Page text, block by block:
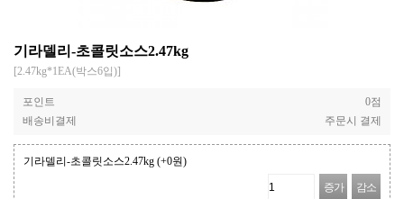
기라델리-초콜릿소스2.47kg
[2.47kg*1EA(박스6입)]
포인트
0점
배송비결제
주문시 결제
기라델리-초콜릿소스2.47kg (+0원)
증가 감소